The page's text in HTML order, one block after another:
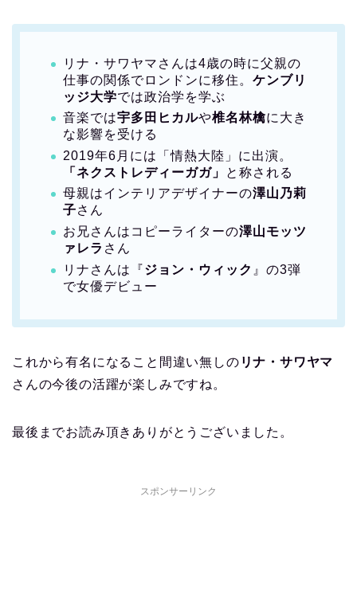
リナ・サワヤマさんは4歳の時に父親の
仕事の関係でロンドンに移住。 ケンブリ
ッジ大学では政治学を学ぶ
音楽では宇多田ヒカルや椎名林檎に大き
な影響を受ける
2019年6月には「情熱大陸」に出演。
「ネクストレディーガガ」
と称される
母親はインテリアデザイナーの澤山乃莉
子さん
お兄さんはコピーライターの澤山モッツ
ァレラ さん
リナさんは『ジョン・ウィック 』の3弾
で女優デビュー
これから有名になること間違い無しの リナ・サワヤマ
さんの今後の活躍が楽しみですね。
最後までお読み頂きありがとうございました。
スポンサーリンク